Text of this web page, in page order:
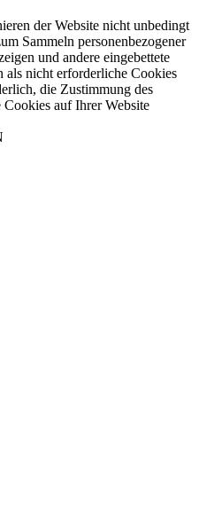
der Website nicht unbedingt
Sammeln personenbezogener
und andere eingebettete
als nicht erforderliche Cookies
die Zustimmung des
auf Ihrer Website